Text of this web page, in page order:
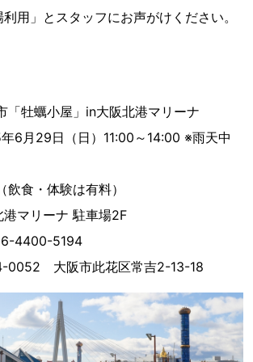
用」とスタッフにお声がけください。
蠣小屋」in大阪北港マリーナ
6月29日（日）11:00～14:00 ※雨天中
食・体験は有料）
マリーナ 駐車場2F
5194
阪市此花区常吉2-13-18